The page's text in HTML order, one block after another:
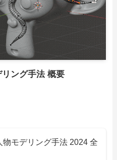
ング手法 概要
モデリング手法 2024 全